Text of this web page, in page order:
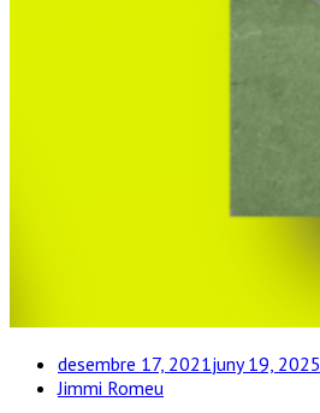
desembre 17, 2021juny 19, 2025
Jimmi Romeu